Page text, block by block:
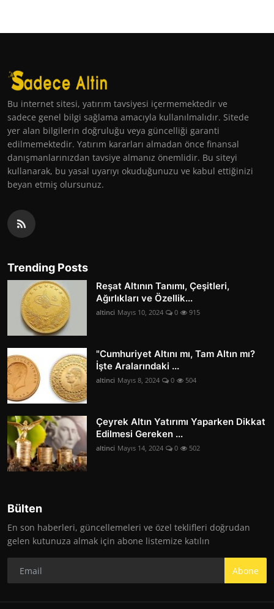
Bu internet sitesi, yatırım tavsiyesi içermemektedir ve
sadece genel bilgi sağlama amacıyla kullanılmalıdır. Sitede
yer alan bilgilerin doğruluğu veya güncelliği garanti
edilmemektedir. Yatırım kararları almadan önce finansal
danışmanlarınızdan tavsiye almanız önemlidir. Bu siteyi
kullanarak, bu yasal uyarıyı okuduğunuzu ve kabul ettiğinizi
beyan etmiş olursunuz.
Trending Posts
Reşat Altının Tanımı, Çeşitleri,
Ağırlıkları ve Özellik...
altinci Mayıs 10, 2024 0 915
"Cumhuriyet Altını mı, Tam Altın mı?
İşte Aralarındaki ...
altinci Mayıs 8, 2024 0 504
Çeyrek Altın Yatırımı Yaparken Dikkat
Edilmesi Gereken ...
altinci Mayıs 14, 2024 0 502
Bülten
En son haberleri, güncellemeleri ve özel teklifleri doğrudan
gelen kutunuza almak için abone listemize katılın
Abone